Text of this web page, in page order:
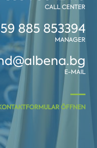
CALL CENTER
885 853394
MANAGER
E-MAIL
ÖFFNEN